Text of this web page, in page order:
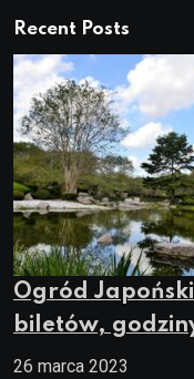
Recent Posts
Ogród
biletów,
26 marca 2023